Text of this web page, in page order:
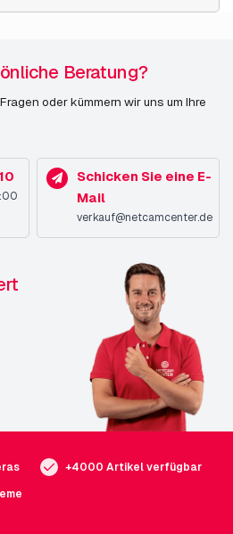
Beratung?
oder kümmern wir uns um Ihre
Schicken Sie eine E-
Mail
verkauf@netcamcenter.de
+4000 Artikel verfügbar